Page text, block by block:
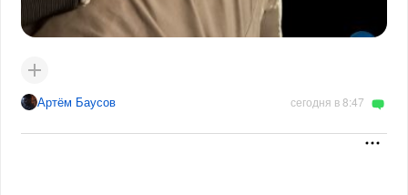
Артём Баусов сегодня в 8:47